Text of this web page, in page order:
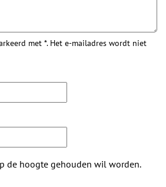
met *. Het e-mailadres wordt niet
de hoogte gehouden wil worden.